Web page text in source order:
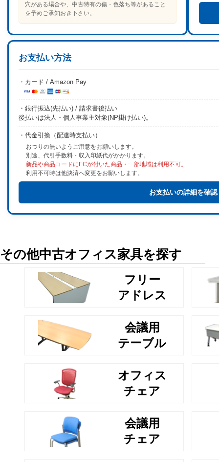
穴がある場合や、中古特有の傷・色落ち等があること
を予めご承知おき下さい。
お支払い方法
・カード / Amazon Pay
・銀行振込(先払い) / 請求書後払い
後払いは法人・個人事業主対象(NP掛け払い)。
・代金引換（配達時支払い）
おつりの無いようご用意をお願いします。
別途、代引手数料・収入印紙代がかかります。
新品や商品コードにECが付いた商品・一部地域は利用不可。
利用不可時は他決済へ変更をお願いします。
お支払いの詳細を確認
その他中古オフィス家具を探す
フリー
アドレス
会議用
テーブル
オフィス
チェア
会議用
チェア